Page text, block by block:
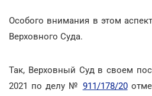
Особого внимания в этом
Верховного Суда.
Так, Верховный Суд в своем
2021 по делу № 911/178/20